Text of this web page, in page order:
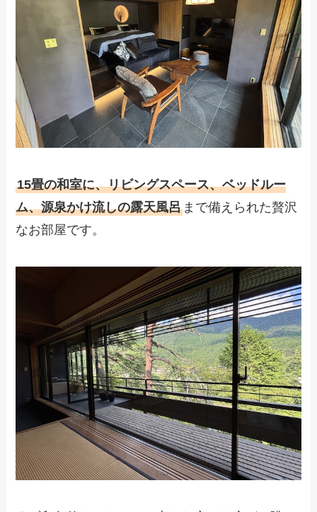
15畳の和室に、リビングスペース、ベッドルー
ム、源泉かけ流しの露天風呂 まで備えられた贅沢
なお部屋です。